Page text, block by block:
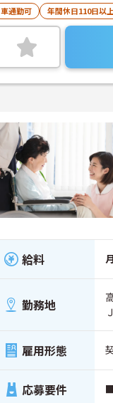
車通勤可 年間休日110日以
給料
勤務地
雇用形態
応募要件